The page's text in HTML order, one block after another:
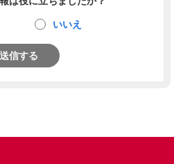
いいえ
送信する